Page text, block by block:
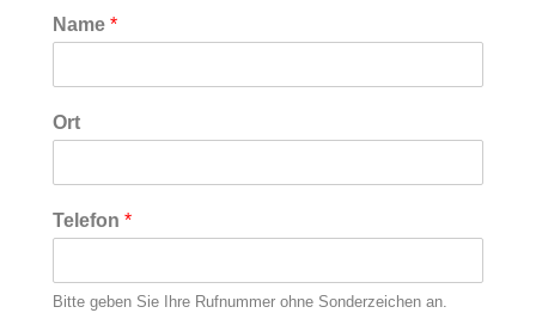
Name *
Ort
Telefon *
Bitte geben Sie Ihre Rufnummer ohne Sonderzeichen an.